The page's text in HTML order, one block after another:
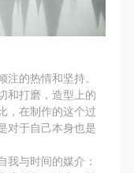
的热情和坚持。
和打磨，造型上的
，在制作的这个过
对于自己本身也是
我与时间的媒介：
守美术馆活动秩
馆藏艺术作品及
因造成美术馆场
同程度的损失、
术馆将不承担相
据相应的法律条
守美术馆活动秩
馆藏艺术作品及
因造成美术馆场
同程度的损失、
术馆将不承担相
据相应的法律条
守美术馆活动秩
馆藏艺术作品及
因造成美术馆场
同程度的损失、
术馆将不承担相
据相应的法律条